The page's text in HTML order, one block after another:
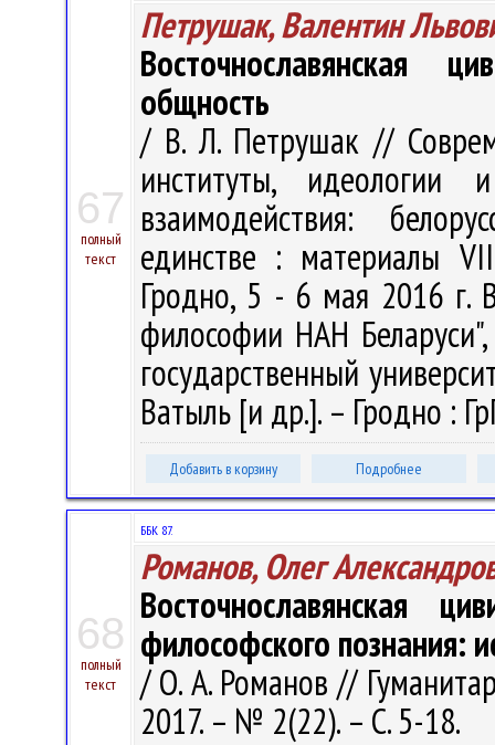
67
полный
текст
Петрушак, Валентин
Восточнославянская
общность
/ В. Л. Петрушак //
институты, идеологии и
взаимодействия:
единстве : материалы
Гродно, 5 - 6 мая 2016 г.
философии НАН
государственный
Ватыль [и др.]. – Гродно :
Добавить в корзину Подробнее
68
полный
текст
ББК 87.
Романов, Олег
Восточнославянская
философского познания:
/ О. А. Романов //
2017. – № 2(22). – С. 5-18.